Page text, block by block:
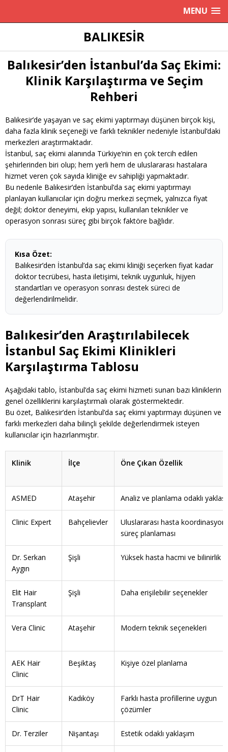
MENU
BALIKESIR
Balıkesir’den İstanbul’da Saç Ekimi:
Klinik Karşılaştırma ve Seçim
Rehberi
Balıkesir’de yaşayan ve saç ekimi yaptırmayı düşünen birçok kişi,
daha fazla klinik seçeneği ve farklı teknikler nedeniyle İstanbul’daki
merkezleri araştırmaktadır.
İstanbul, saç ekimi alanında Türkiye’nin en çok tercih edilen
şehirlerinden biri olup; hem yerli hem de uluslararası hastalara
hizmet veren çok sayıda kliniğe ev sahipliği yapmaktadır.
Bu nedenle Balıkesir’den İstanbul’da saç ekimi yaptırmayı
planlayan kullanıcılar için doğru merkezi seçmek, yalnızca fiyat
değil; doktor deneyimi, ekip yapısı, kullanılan teknikler ve
operasyon sonrası süreç gibi birçok faktöre bağlıdır.
Kısa Özet:
Balıkesir’den İstanbul’da saç ekimi kliniği seçerken fiyat kadar
doktor tecrübesi, hasta iletişimi, teknik uygunluk, hijyen
standartları ve operasyon sonrası destek süreci de
değerlendirilmelidir.
Balıkesir’den Araştırılabilecek
İstanbul Saç Ekimi Klinikleri
Karşılaştırma Tablosu
Aşağıdaki tablo, İstanbul’da saç ekimi hizmeti sunan bazı kliniklerin
genel özelliklerini karşılaştırmalı olarak göstermektedir.
Bu özet, Balıkesir’den İstanbul’da saç ekimi yaptırmayı düşünen ve
farklı merkezleri daha bilinçli şekilde değerlendirmek isteyen
kullanıcılar için hazırlanmıştır.
Klinik İlçe Öne Çıkan Özellik
ASMED Ataşehir Analiz ve planlama odaklı
Clinic Expert Bahçelievler
Uluslararası hasta
süreç planlaması
Dr. Serkan
Aygın
Şişli Yüksek hasta hacmi ve bilinirlik
Elit Hair
Transplant
Şişli Daha erişilebilir seçenekler
Vera Clinic Ataşehir Modern teknik seçenekleri
AEK Hair
Clinic
Beşiktaş Kişiye özel planlama
DrT Hair
Clinic
Kadıköy
Farklı hasta profillerine uygun
çözümler
Dr. Terziler Nişantaşı Estetik odaklı yaklaşım